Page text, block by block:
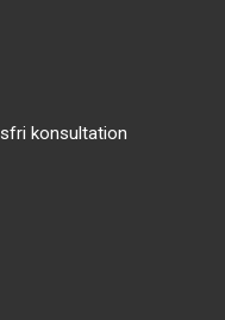
konsultation